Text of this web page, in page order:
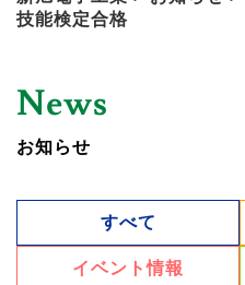
技能検定合格
News
お知らせ
すべて
イベント情報